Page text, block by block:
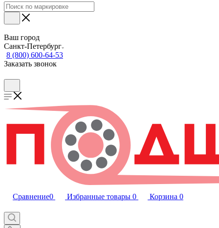
Ваш город
Санкт-Петербург
8 (800) 600-64-53
Заказать звонок
Сравнение0 Избранные товары 0 Корзина 0